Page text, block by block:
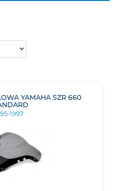
YAMAHA SZR 660
1997